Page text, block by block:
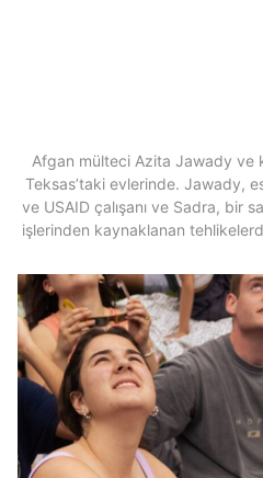
Afgan mülteci Azita Jawady ve
Teksas’taki evlerinde. Jawady,
ve USAID çalışanı ve Sadra, bir
işlerinden kaynaklanan